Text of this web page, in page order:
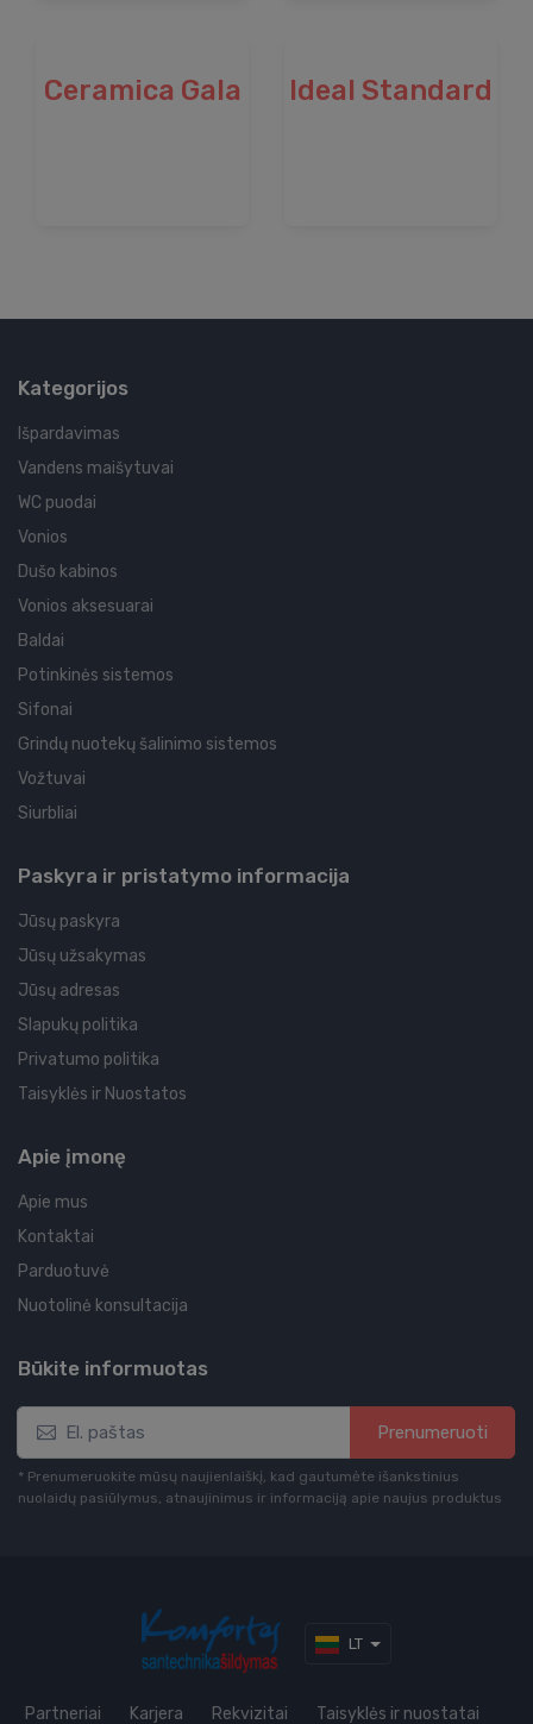
Ceramica Gala Ideal Standard
Kategorijos
Išpardavimas
Vandens maišytuvai
WC puodai
Vonios
Dušo kabinos
Vonios aksesuarai
Baldai
Potinkinės sistemos
Sifonai
Grindų nuotekų šalinimo sistemos
Vožtuvai
Siurbliai
Paskyra ir pristatymo informacija
Jūsų paskyra
Jūsų užsakymas
Jūsų adresas
Slapukų politika
Privatumo politika
Taisyklės ir Nuostatos
Apie įmonę
Apie mus
Kontaktai
Parduotuvė
Nuotolinė konsultacija
Būkite informuotas
Prenumeruoti
* Prenumeruokite mūsų naujienlaiškį, kad gautumėte išankstinius
nuolaidų pasiūlymus, atnaujinimus ir informaciją apie naujus produktus
LT
Partneriai Karjera Rekvizitai Taisyklės ir nuostatai